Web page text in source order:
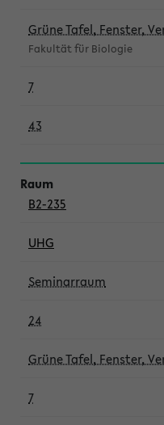
Grüne Tafel, Fenster,
Fakultät für Biologie
7
43
B2-235
UHG
Seminarraum
24
Grüne Tafel, Fenster,
7